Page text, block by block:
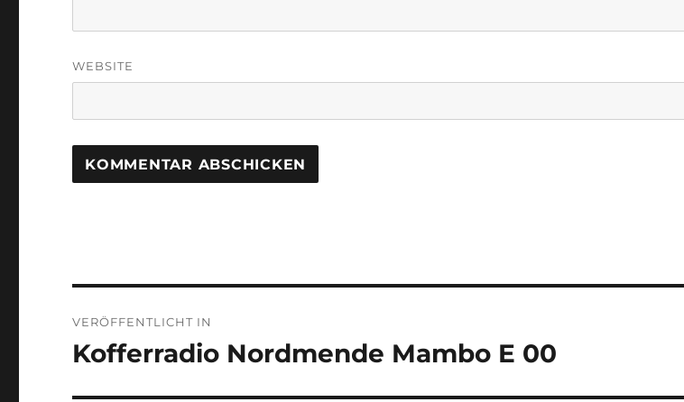
WEBSITE
VERÖFFENTLICHT IN
Kofferradio Nordmende Mambo E 00